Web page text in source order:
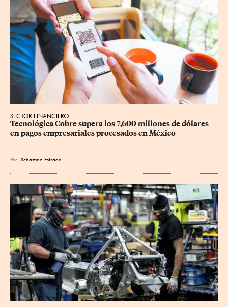
SECTOR FINANCIERO
Tecnológica Cobre supera los 7,600 millones de dólares
en pagos empresariales procesados en México
Por Sebastian Estrada